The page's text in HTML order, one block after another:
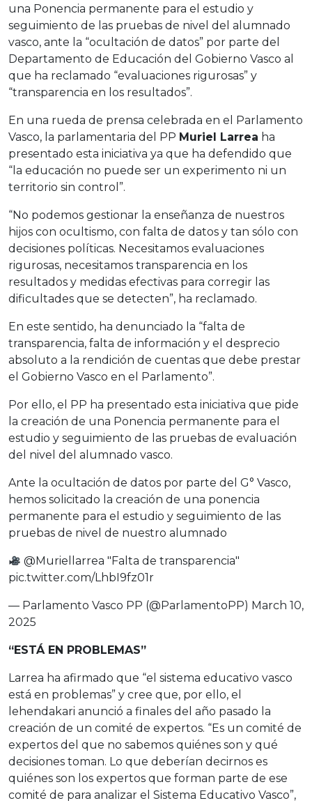
una Ponencia permanente para el estudio y
seguimiento de las pruebas de nivel del alumnado
vasco, ante la “ocultación de datos” por parte del
Departamento de Educación del Gobierno Vasco al
que ha reclamado “evaluaciones rigurosas” y
“transparencia en los resultados”.
En una rueda de prensa celebrada en el Parlamento
Vasco, la parlamentaria del PP Muriel Larrea ha
presentado esta iniciativa ya que ha defendido que
“la educación no puede ser un experimento ni un
territorio sin control”.
“No podemos gestionar la enseñanza de nuestros
hijos con ocultismo, con falta de datos y tan sólo con
decisiones políticas. Necesitamos evaluaciones
rigurosas, necesitamos transparencia en los
resultados y medidas efectivas para corregir las
dificultades que se detecten”, ha reclamado.
En este sentido, ha denunciado la “falta de
transparencia, falta de información y el desprecio
absoluto a la rendición de cuentas que debe prestar
el Gobierno Vasco en el Parlamento”.
Por ello, el PP ha presentado esta iniciativa que pide
la creación de una Ponencia permanente para el
estudio y seguimiento de las pruebas de evaluación
del nivel del alumnado vasco.
Ante la ocultación de datos por parte del G° Vasco,
hemos solicitado la creación de una ponencia
permanente para el estudio y seguimiento de las
pruebas de nivel de nuestro alumnado
@Muriellarrea "Falta de transparencia"
pic.twitter.com/LhbI9fz01r
— Parlamento Vasco PP (@ParlamentoPP) March 10,
2025
“ESTÁ EN PROBLEMAS”
Larrea ha afirmado que “el sistema educativo vasco
está en problemas” y cree que, por ello, el
lehendakari anunció a finales del año pasado la
creación de un comité de expertos. “Es un comité de
expertos del que no sabemos quiénes son y qué
decisiones toman. Lo que deberían decirnos es
quiénes son los expertos que forman parte de ese
comité de para analizar el Sistema Educativo Vasco”,